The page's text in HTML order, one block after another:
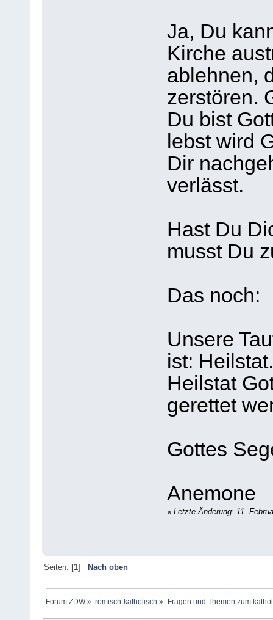
Ja, Du
Kirche
ablehnen,
zerstören.
Du bist
lebst wird
Dir
verlässt.
Hast Du
musst Du
Das noch:
Unsere
ist:
Heilstat
gerettet
Gottes
Anemone
« Letzte Änderung: 11.
Seiten: [1] Nach oben
Forum ZDW» römisch-katholisch » Fragen und Themen zum